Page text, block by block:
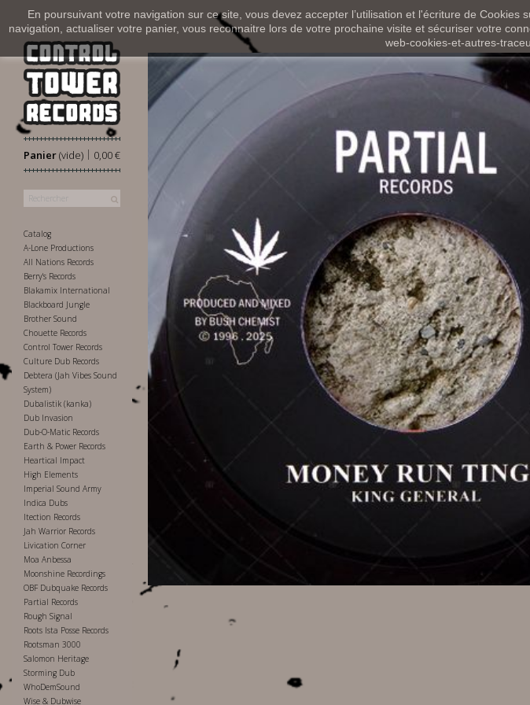
En poursuivant votre navigation sur ce site, vous devez accepter l’utilisation et l'écriture de
navigation, actualiser votre panier, vous reconnaitre lors de votre prochaine visite et sécuriser votre
web-cookies-et-autres-
Panier 0,00 €
|
(vide)
Catalog
A-Lone Productions
All Nations Records
Berry's Records
Blakamix International
Blackboard Jungle
Brother Sound
Chouette Records
Control Tower Records
Culture Dub Records
Debtera (Jah Vibes Sound
System)
Dubalistik (kanka)
Dub Invasion
Dub-O-Matic Records
Earth & Power Records
Heartical Impact
High Elements
Imperial Sound Army
Indica Dubs
Itection Records
Jah Warrior Records
Livication Corner
Moa Anbessa
Moonshine Recordings
OBF Dubquake Records
Partial Records
Rough Signal
Roots Ista Posse Records
Rootsman 3000
Salomon Heritage
Storming Dub
WhoDemSound
Wise & Dubwise